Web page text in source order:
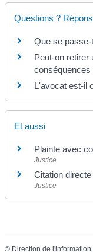
Questions ?
Que se passe-
Peut-on retirer
conséquences
L'avocat est-il
Et aussi
Plainte avec
Justice
Citation directe
Justice
© Direction de